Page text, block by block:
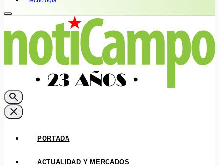
search
close
PORTADA
ACTUALIDAD Y MERCADOS